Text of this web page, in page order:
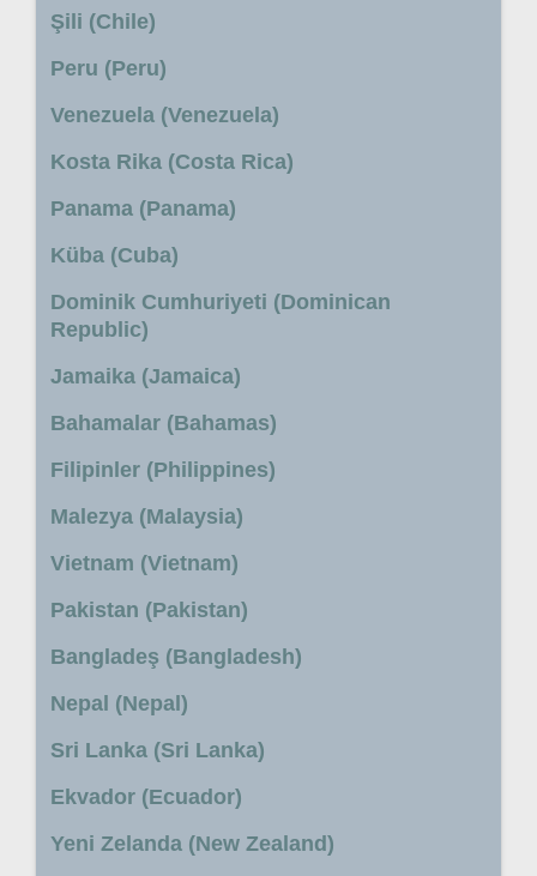
Şili (Chile)
Peru (Peru)
Venezuela (Venezuela)
Kosta Rika (Costa Rica)
Panama (Panama)
Küba (Cuba)
Dominik Cumhuriyeti (Dominican
Republic)
Jamaika (Jamaica)
Bahamalar (Bahamas)
Filipinler (Philippines)
Malezya (Malaysia)
Vietnam (Vietnam)
Pakistan (Pakistan)
Bangladeş (Bangladesh)
Nepal (Nepal)
Sri Lanka (Sri Lanka)
Ekvador (Ecuador)
Yeni Zelanda (New Zealand)